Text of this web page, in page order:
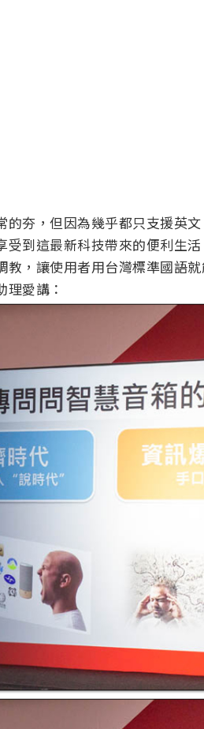
的夯，但因為幾乎都只支援英
受到這最新科技帶來的便利生
教，讓使用者用台灣標準國
愛講：